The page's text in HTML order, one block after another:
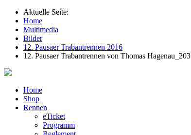
Aktuelle Seite:
Home
Multimedia
Bilder
12. Pausaer Trabantrennen 2016
12. Pausaer Trabantrennen von Thomas Hagenau_203
Home
Shop
Rennen
eTicket
Programm